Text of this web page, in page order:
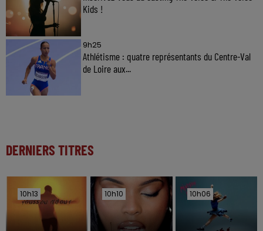
Kids !
9h25
Athlétisme : quatre représentants du Centre-Val
de Loire aux...
DERNIERS TITRES
10h13
10h13 10h10
10h10 10h06
10h06